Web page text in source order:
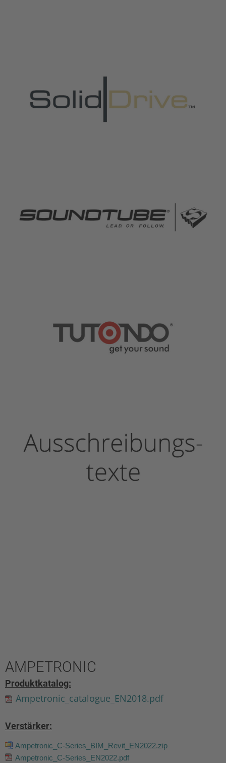
AMPETRONIC
Produktkatalog:
Ampetronic_catalogue_EN2018.pdf
Verstärker:
Ampetronic_C-Series_BIM_Revit_EN2022.zip
Ampetronic_C-Series_EN2022.pdf